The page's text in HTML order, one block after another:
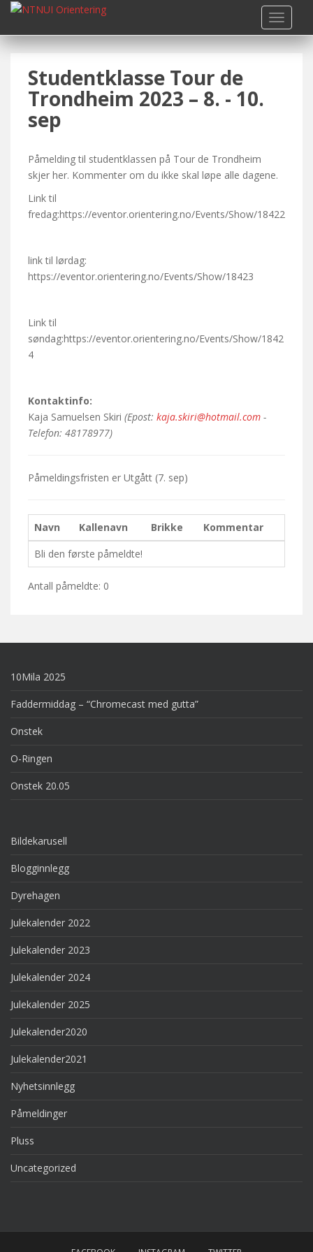
i
Studentklasse Tour de
Trondheim 2023 – 8. - 10.
sep
Påmelding til studentklassen på Tour de Trondheim
skjer her. Kommenter om du ikke skal løpe alle dagene.
Link til
fredag:https://eventor.orientering.no/Events/Show/18422
link til lørdag:
https://eventor.orientering.no/Events/Show/18423
Link til
søndag:https://eventor.orientering.no/Events/Show/1842
4
Kontaktinfo:
Kaja Samuelsen Skiri (Epost: kaja.skiri@hotmail.com -
Telefon: 48178977)
Påmeldingsfristen er Utgått (7. sep)
Navn Kallenavn Brikke
Kommentar
Bli den første påmeldte!
Antall påmeldte: 0
10Mila 2025
Faddermiddag – “Chromecast med gutta”
Onstek
O-Ringen
Onstek 20.05
Bildekarusell
Blogginnlegg
Dyrehagen
Julekalender 2022
Julekalender 2023
Julekalender 2024
Julekalender 2025
Julekalender2020
Julekalender2021
Nyhetsinnlegg
Påmeldinger
Pluss
Uncategorized